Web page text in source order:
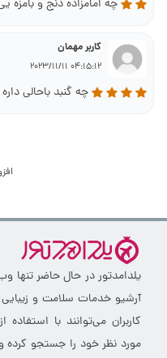
چه امامزاده دنج و بامزه
کاربر مهمان
04:15:12 2023/11/11
چه گنبد باحالی
یلدامدتور در حال حاضر
آرشیو خدمات سلامت و زیبایی
کاربران می‌توانند با
مورد نظر خود را جستجو کرده